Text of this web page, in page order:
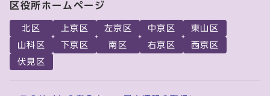
区役所ホームページ
北区 上京区 左京区 中京区
東山区
山科区
下京区 南区 右京区
西京区
伏見区